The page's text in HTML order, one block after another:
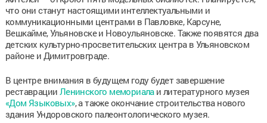
что они станут настоящими интеллектуальными и
коммуникационными центрами в Павловке, Карсуне,
Вешкайме, Ульяновске и Новоульяновске. Также появятся два
детских культурно-просветительских центра в Ульяновском
районе и Димитровграде.
В центре внимания в будущем году будет завершение
реставрации Ленинского мемориалаи литературного музея
«Дом Языковых», а также окончание строительства нового
здания Ундоровского палеонтологического музея.